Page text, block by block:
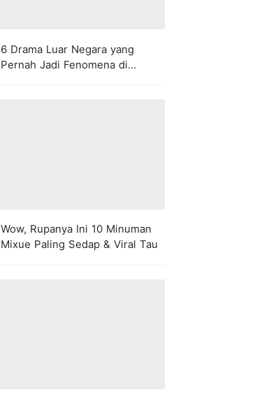
6 Drama Luar Negara yang
Pernah Jadi Fenomena di
Wow, Rupanya Ini 10 Minuman
Mixue Paling Sedap & Viral Tau